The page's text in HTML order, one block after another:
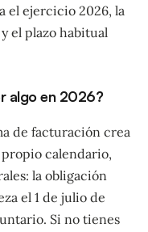
el ejercicio 2026, la
el plazo habitual
algo en 2026?
de facturación crea
calendario,
la obligación
el 1 de julio de
Si no tienes